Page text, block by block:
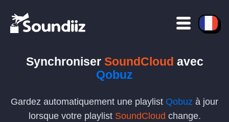
Synchroniser SoundCloud avec
Qobuz
Gardez automatiquement une playlist Qobuz à jour
lorsque votre playlist SoundCloud change.